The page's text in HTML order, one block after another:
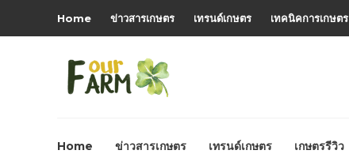
Home ข่าวสารเกษตร เทรนด์เกษตร เทคนิคการเกษตร
Home ข่าวสารเกษตร เทรนด์เกษตร เกษตรรีวิว